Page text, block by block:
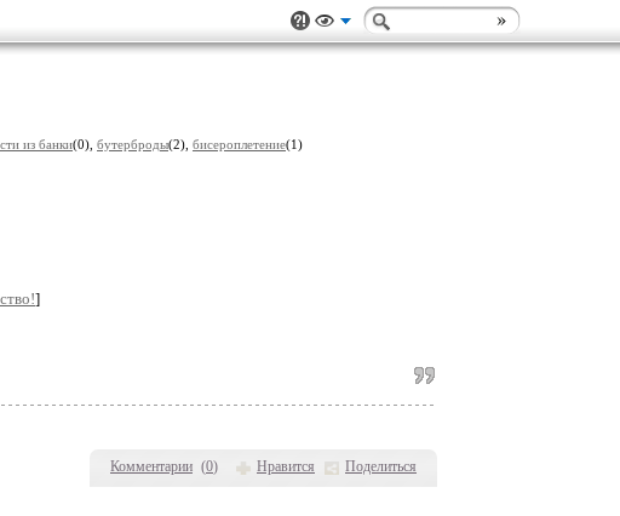
из банки(0), бутерброды(2), бисероплетение(1)
Комментарии (0) Нравится Поделиться
]